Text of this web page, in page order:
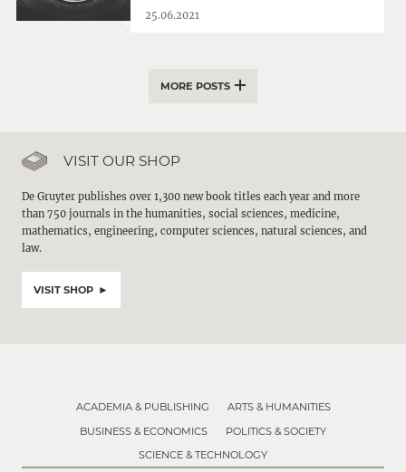
25.06.2021
MORE POSTS
VISIT OUR SHOP
De Gruyter publishes over 1,300 new book titles each year and more
than 750 journals in the humanities, social sciences, medicine,
mathematics, engineering, computer sciences, natural sciences, and
law.
VISIT SHOP
ACADEMIA & PUBLISHING
ARTS & HUMANITIES
BUSINESS & ECONOMICS
POLITICS & SOCIETY
SCIENCE & TECHNOLOGY